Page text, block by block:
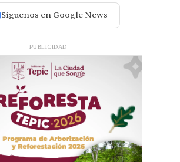
Síguenos en Google News
PUBLICIDAD